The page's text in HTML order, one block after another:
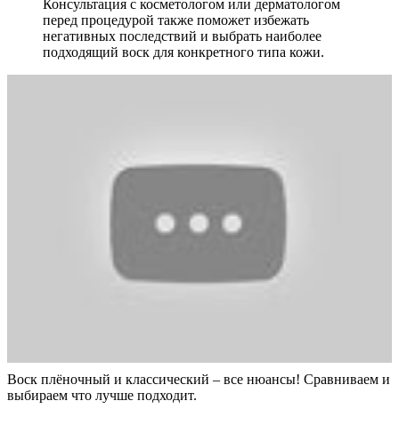
Консультация с косметологом или дерматологом
перед процедурой также поможет избежать
негативных последствий и выбрать наиболее
подходящий воск для конкретного типа кожи.
Воск плёночный и классический – все нюансы! Сравниваем и
выбираем что лучше подходит.